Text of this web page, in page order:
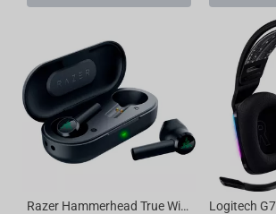
Razer Hammerhead True Wireless Earbuds